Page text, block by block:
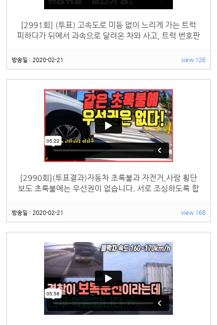
[2991회] (투표) 고속도로 미등 없이 느리게 가는 트럭
피하다가 뒤에서 과속으로 달려온 차와 사고, 트럭 번호판
방송일 : 2020-02-21 view 126
[2990회](투표결과)자동차 초록불과 자전거,사람 횡단
보도 초록불에는 우선권이 없습니다. 서로 조심하도록 합
방송일 : 2020-02-21 view 168